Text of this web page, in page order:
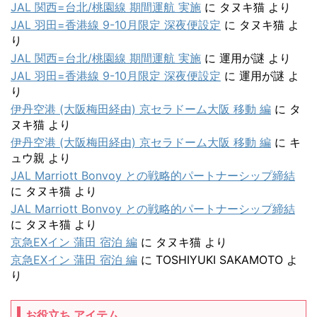
JAL 関西=台北/桃園線 期間運航 実施 に タヌキ猫 より
JAL 羽田=香港線 9-10月限定 深夜便設定 に タヌキ猫 よ
り
JAL 関西=台北/桃園線 期間運航 実施 に 運用が謎 より
JAL 羽田=香港線 9-10月限定 深夜便設定 に 運用が謎 よ
り
伊丹空港 (大阪梅田経由) 京セラドーム大阪 移動 編 に タ
ヌキ猫 より
伊丹空港 (大阪梅田経由) 京セラドーム大阪 移動 編 に キ
ュウ親 より
JAL Marriott Bonvoy との戦略的パートナーシップ締結
に タヌキ猫 より
JAL Marriott Bonvoy との戦略的パートナーシップ締結
に タヌキ猫 より
京急EXイン 蒲田 宿泊 編 に タヌキ猫 より
京急EXイン 蒲田 宿泊 編 に TOSHIYUKI SAKAMOTO よ
り